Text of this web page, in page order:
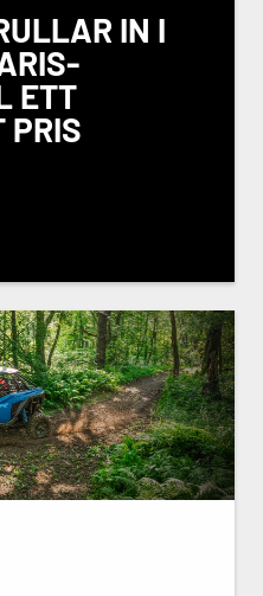
IN I
ETT
PRIS